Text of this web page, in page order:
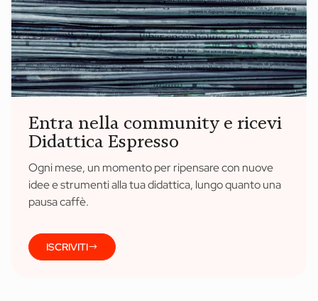
Entra nella community e ricevi
Didattica Espresso
Ogni mese, un momento per ripensare con nuove
idee e strumenti alla tua didattica, lungo quanto una
pausa caffè.
ISCRIVITI